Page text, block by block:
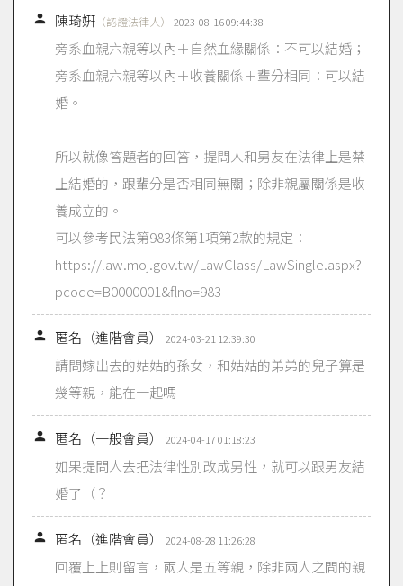
 陳琦姸 （認證法律人） 2023-08-16 09:44:38
旁系血親六親等以內＋自然血緣關係：不可以結婚；
旁系血親六親等以內＋收養關係＋輩分相同：可以結
婚。
所以就像答題者的回答，提問人和男友在法律上是禁
止結婚的，跟輩分是否相同無關；除非親屬關係是收
養成立的。
可以參考民法第983條第1項第2款的規定：
https://law.moj.gov.tw/LawClass/LawSingle.aspx?
pcode=B0000001&flno=983
 匿名（進階會員） 2024-03-21 12:39:30
請問嫁出去的姑姑的孫女，和姑姑的弟弟的兒子算是
幾等親，能在一起嗎
 匿名（一般會員） 2024-04-17 01:18:23
如果提問人去把法律性別改成男性，就可以跟男友結
婚了（？
 匿名（進階會員） 2024-08-28 11:26:28
回覆上上則留言，兩人是五等親，除非兩人之間的親